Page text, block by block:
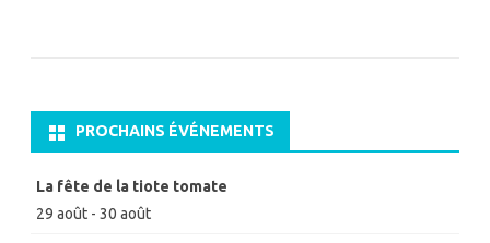
PROCHAINS ÉVÉNEMENTS
La fête de la tiote tomate
29 août - 30 août